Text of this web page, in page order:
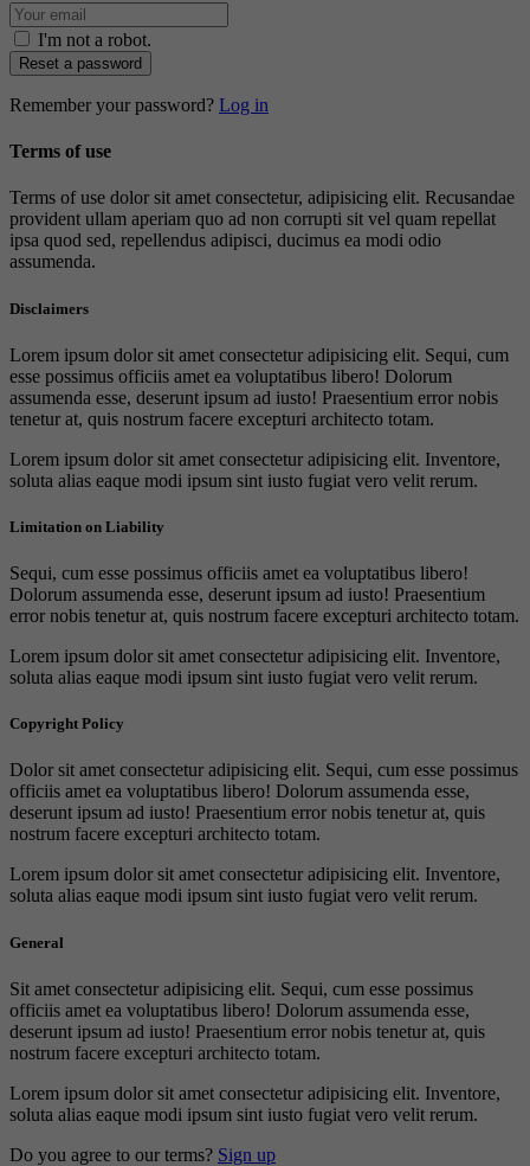
I'm not a robot.
Reset a password
Remember your password? Log in
Terms of use
Terms of use dolor sit amet consectetur, adipisicing elit. Recusandae
provident ullam aperiam quo ad non corrupti sit vel quam repellat
ipsa quod sed, repellendus adipisci, ducimus ea modi odio
assumenda.
Disclaimers
Lorem ipsum dolor sit amet consectetur adipisicing elit. Sequi, cum
esse possimus officiis amet ea voluptatibus libero! Dolorum
assumenda esse, deserunt ipsum ad iusto! Praesentium error nobis
tenetur at, quis nostrum facere excepturi architecto totam.
Lorem ipsum dolor sit amet consectetur adipisicing elit. Inventore,
soluta alias eaque modi ipsum sint iusto fugiat vero velit rerum.
Limitation on Liability
Sequi, cum esse possimus officiis amet ea voluptatibus libero!
Dolorum assumenda esse, deserunt ipsum ad iusto! Praesentium
error nobis tenetur at, quis nostrum facere excepturi architecto totam.
Lorem ipsum dolor sit amet consectetur adipisicing elit. Inventore,
soluta alias eaque modi ipsum sint iusto fugiat vero velit rerum.
Copyright Policy
Dolor sit amet consectetur adipisicing elit. Sequi, cum esse possimus
officiis amet ea voluptatibus libero! Dolorum assumenda esse,
deserunt ipsum ad iusto! Praesentium error nobis tenetur at, quis
nostrum facere excepturi architecto totam.
Lorem ipsum dolor sit amet consectetur adipisicing elit. Inventore,
soluta alias eaque modi ipsum sint iusto fugiat vero velit rerum.
General
Sit amet consectetur adipisicing elit. Sequi, cum esse possimus
officiis amet ea voluptatibus libero! Dolorum assumenda esse,
deserunt ipsum ad iusto! Praesentium error nobis tenetur at, quis
nostrum facere excepturi architecto totam.
Lorem ipsum dolor sit amet consectetur adipisicing elit. Inventore,
soluta alias eaque modi ipsum sint iusto fugiat vero velit rerum.
Do you agree to our terms? Sign up